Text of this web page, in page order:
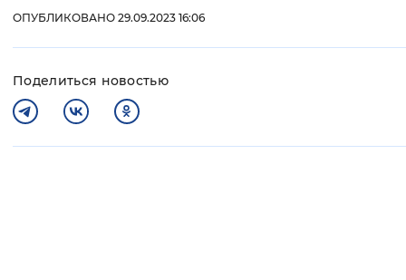
ОПУБЛИКОВАНО 29.09.2023 16:06
Поделиться новостью